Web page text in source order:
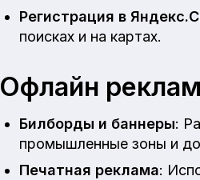
Регистрация в
поисках и на картах.
Офлайн
Билборды и баннеры:
промышленные зоны и
Печатная реклама: